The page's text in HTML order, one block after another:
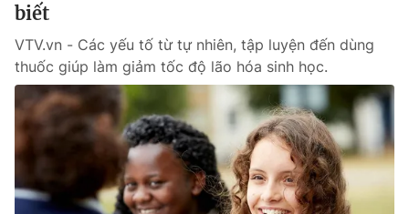
biết
VTV.vn - Các yếu tố từ tự nhiên, tập luyện đến dùng
thuốc giúp làm giảm tốc độ lão hóa sinh học.